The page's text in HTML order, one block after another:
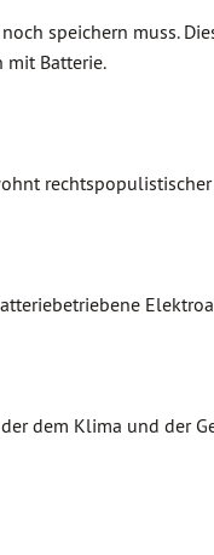
speichern muss.
mit Batterie.
dem Klima und der